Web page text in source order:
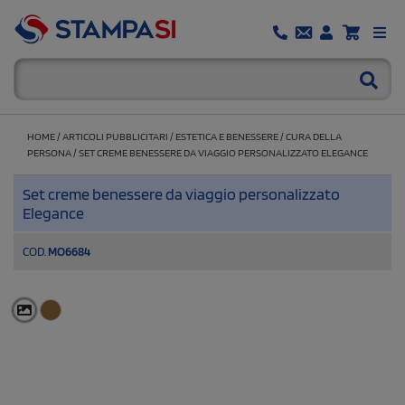
HOME /ARTICOLI PUBBLICITARI / ESTETICA E BENESSERE /CURA DELLA
PERSONA /SET CREME BENESSERE DA VIAGGIO PERSONALIZZATO ELEGANCE
Set creme benessere da viaggio personalizzato
Elegance
COD. MO6684